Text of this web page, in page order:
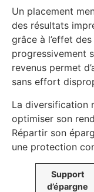
Un placement
des résultats
grâce à l’effet
progressivement
revenus permet
sans effort
La diversification
optimiser son
Répartir son
une protection
Support
d’épargne